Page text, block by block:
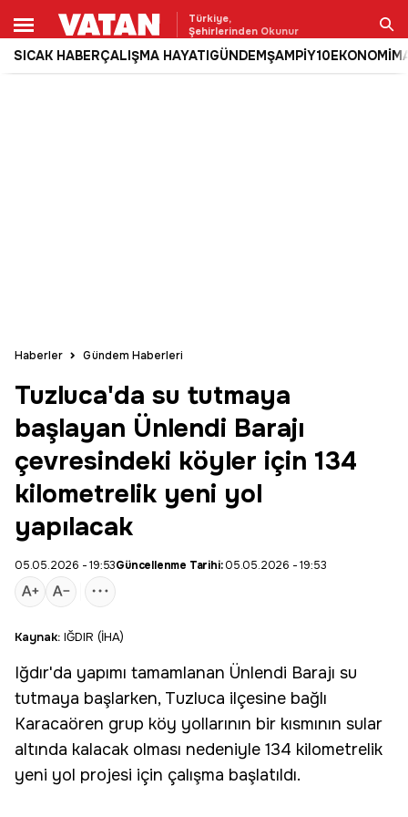
Türkiye,
Şehirlerinden Okunur
SICAK HABERÇALIŞMA HAYATIGÜNDEMŞAMPİY10EKONOMİ
Ara
Haberler Gündem Haberleri
Tuzluca'da su tutmaya
başlayan Ünlendi Barajı
çevresindeki köyler için 134
kilometrelik yeni yol
yapılacak
05.05.2026 - 19:53Güncellenme Tarihi:05.05.2026 - 19:53
Kaynak: IĞDIR (İHA)
Iğdır'da yapımı tamamlanan Ünlendi Barajı su
tutmaya başlarken, Tuzluca ilçesine bağlı
Karacaören grup köy yollarının bir kısmının sular
altında kalacak olması nedeniyle 134 kilometrelik
yeni yol projesi için çalışma başlatıldı.